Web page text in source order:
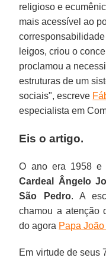
religioso e
mais acessível ao
leigos, criou o
proclamou a
estruturas de um
sociais", escreve
especialista em
Eis o artigo.
O ano era 1958 e
Cardeal Ângelo
São Pedro. A
chamou a atenção
do agora Papa João
Em virtude de seus